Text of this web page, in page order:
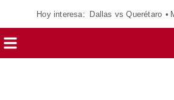
Hoy interesa: Dallas vs Querétaro